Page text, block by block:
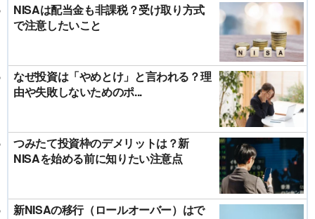
NISAは配当金も非課税？受け取り方式
で注意したいこと
なぜ投資は「やめとけ」と言われる？理
由や失敗しないためのポ...
つみたて投資枠のデメリットは？新
NISAを始める前に知りたい注意点
新NISAの移行（ロールオーバー）はで